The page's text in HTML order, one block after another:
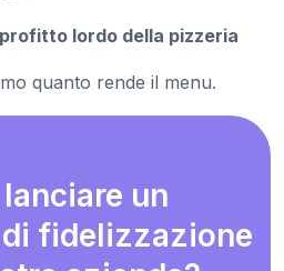
lordo della pizzeria
quanto rende il menu.
un
fidelizzazione